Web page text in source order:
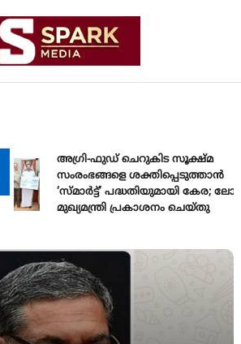
അഗ്രി-ഫുഡ് ചെറുകിട സൂക്ഷ്മ
സംരംഭങ്ങളെ ശക്തിപ്പെടുത്താന്‍
‘സ്മാര്‍ട്ട്’ പദ്ധതിയുമായി കേര;
മുഖ്യമന്ത്രി പ്രകാശനം ചെയ്തു